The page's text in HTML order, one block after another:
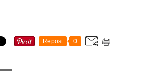
Repost 0